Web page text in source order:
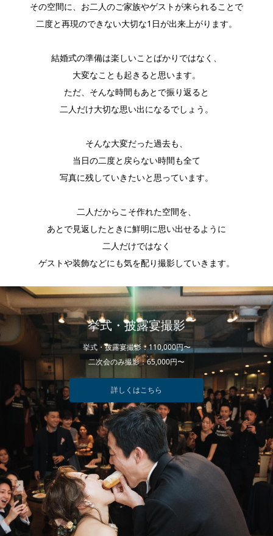
その空間に、お二人のご家族やゲストが来られることで
二度と再現のできない大切な1日が出来上がります。
結婚式の準備は楽しいことばかりではなく、
大変なことも起きると思います。
ただ、そんな時間もあとで振り返ると
二人だけ大切な思い出になるでしょう。
そんな大変だった過去も、
当日の二度と戻らない時間も全て
写真に残していきたいと思っています。
二人だからこそ作れた空間を、
あとで見返したときに鮮明に思い出せるように
二人だけではなく
ゲストや装飾などにも気を配り撮影していきます。
挙式・披露宴撮影
挙式・披露宴撮影：110,000円〜
二次会のみ撮影：65,000円〜
詳しくはこちら